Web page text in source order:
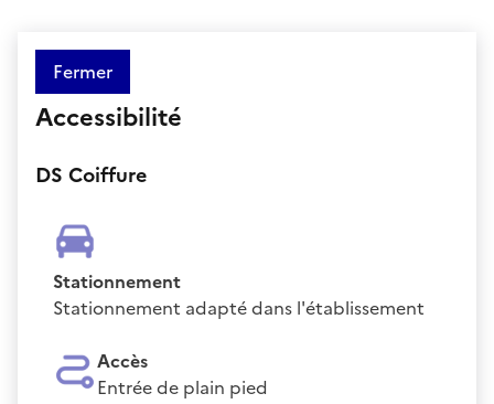
Fermer
Accessibilité
DS Coiffure
Stationnement
Stationnement adapté dans l'établissement
Accès
Entrée de plain pied